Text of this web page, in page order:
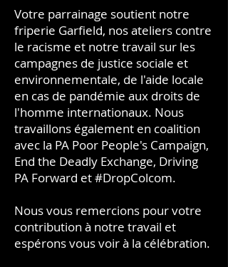
Votre parrainage soutient notre
friperie Garfield, nos ateliers contre
le racisme et notre travail sur les
campagnes de justice sociale et
environnementale, de l'aide locale
en cas de pandémie aux droits de
l'homme internationaux. Nous
travaillons également en coalition
avec la PA Poor People's Campaign,
End the Deadly Exchange, Driving
PA Forward et #DropColcom.
Nous vous remercions pour votre
contribution à notre travail et
espérons vous voir à la célébration.